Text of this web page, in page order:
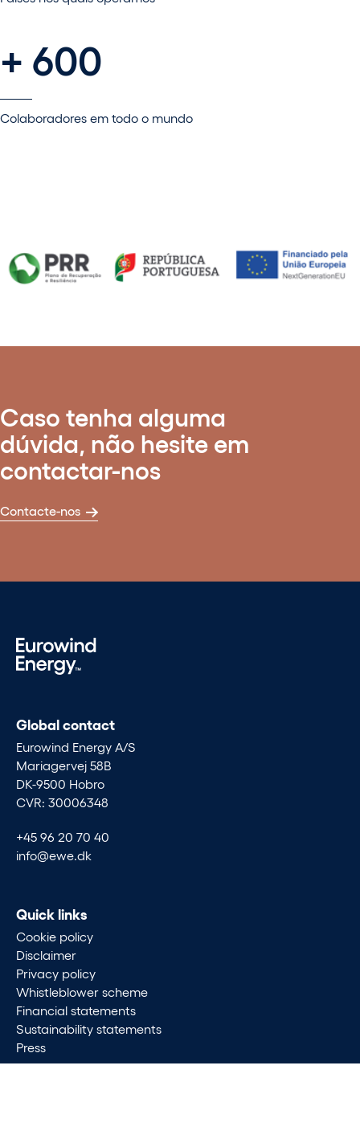
+ 600
Colaboradores em todo o mundo
Caso tenha alguma
dúvida, não hesite em
contactar-nos
Contacte-nos
Global contact
Eurowind Energy A/S
Mariagervej 58B
DK-9500 Hobro
CVR: 30006348
+45 96 20 70 40
info@ewe.dk
Quick links
Cookie policy
Disclaimer
Privacy policy
Whistleblower scheme
Financial statements
Sustainability statements
Press